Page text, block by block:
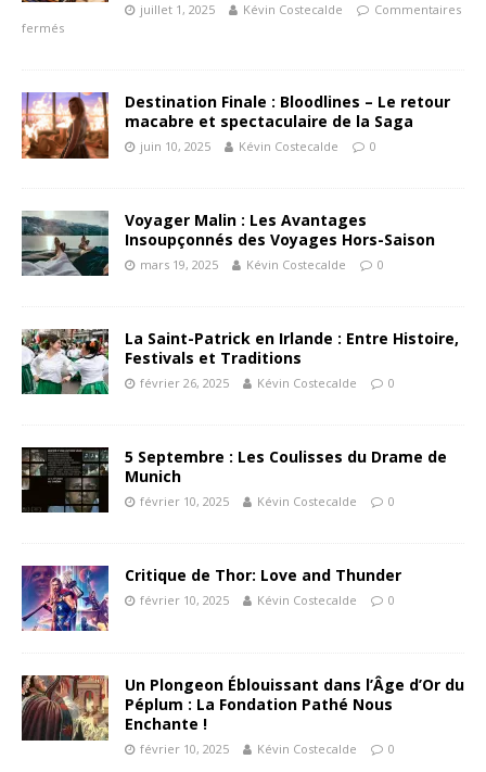
juillet 1, 2025 Kévin Costecalde
Commentaires
fermés
Destination Finale : Bloodlines – Le retour
macabre et spectaculaire de la Saga
juin 10, 2025 Kévin Costecalde 0
Voyager Malin : Les Avantages
Insoupçonnés des Voyages Hors-Saison
mars 19, 2025 Kévin Costecalde 0
La Saint-Patrick en Irlande : Entre Histoire,
Festivals et Traditions
février 26, 2025 Kévin Costecalde 0
5 Septembre : Les Coulisses du Drame de
Munich
février 10, 2025 Kévin Costecalde 0
Critique de Thor: Love and Thunder
février 10, 2025 Kévin Costecalde 0
Un Plongeon Éblouissant dans l’Âge d’Or du
Péplum : La Fondation Pathé Nous
Enchante !
février 10, 2025 Kévin Costecalde 0